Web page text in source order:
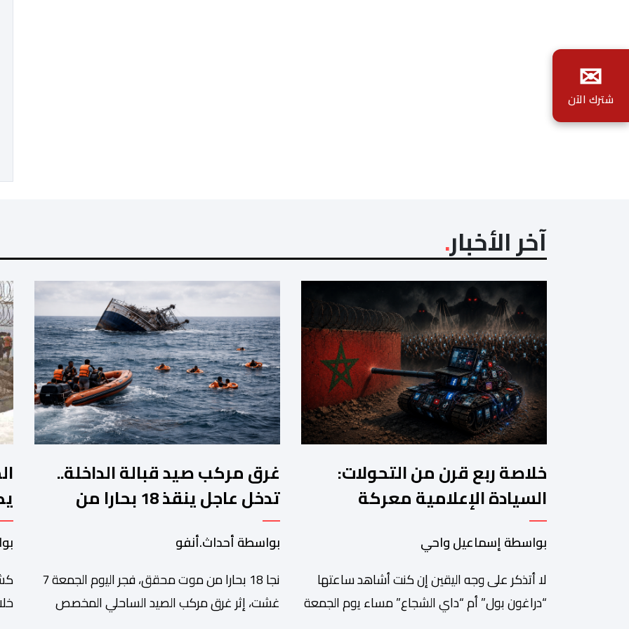
آخر الأخبار
خلاصة ربع قرن من التحولات:
السيادة الإعلامية معركة
المغرب القادمة
بواسطة إسماعيل واحي
لا أتذكر على وجه اليقين إن كنت أشاهد ساعتها
“دراغون بول” أم “داي الشجاع” مساء يوم الجمعة
غرق مركب صيد قبالة الداخلة..
تدخل عاجل ينقذ 18 بحارا من
الموت
بواسطة أحداث.أنفو
نجا 18 بحارا من موت محقق، فجر اليوم الجمعة 7
غشت، إثر غرق مركب الصيد الساحلي المخصص
✉
شترك الآن